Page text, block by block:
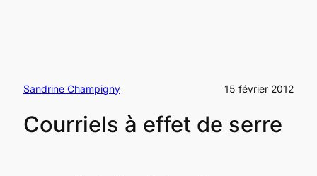
Sandrine Champigny 15 février 2012
Courriels à effet de serre